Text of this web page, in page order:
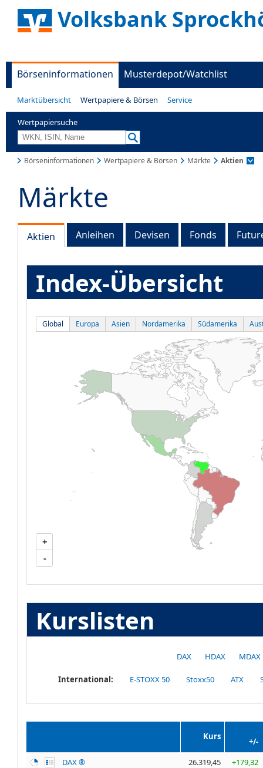
Volksbank
Börseninformationen Musterdepot/Watchlist
Marktübersicht Wertpapiere & Börsen Service
Wertpapiersuche
Börseninformationen Wertpapiere & Börsen Märkte Aktien
Märkte
Aktien Anleihen Devisen Fonds
Index-Übersicht
Global Europa Asien Nordamerika Südamerika
+
-
Kurslisten
DAX HDAX MDAX
International: E-STOXX 50 Stoxx50 ATX
Kurs
+/-
DAX ®
26.319,45
+179,32